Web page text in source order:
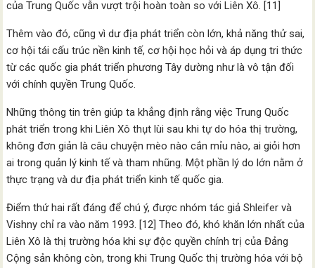
của Trung Quốc vẫn vượt trội hoàn toàn so với Liên Xô. [11]
Thêm vào đó, cũng vì dư địa phát triển còn lớn, khả năng thử sai,
cơ hội tái cấu trúc nền kinh tế, cơ hội học hỏi và áp dụng tri thức
từ các quốc gia phát triển phương Tây dường như là vô tận đối
với chính quyền Trung Quốc.
Những thông tin trên giúp ta khẳng định rằng việc Trung Quốc
phát triển trong khi Liên Xô thụt lùi sau khi tự do hóa thị trường,
không đơn giản là câu chuyện mèo nào cắn mỉu nào, ai giỏi hơn
ai trong quản lý kinh tế và tham nhũng. Một phần lý do lớn nằm ở
thực trạng và dư địa phát triển kinh tế quốc gia.
Điểm thứ hai rất đáng để chú ý, được nhóm tác giả Shleifer và
Vishny chỉ ra vào năm 1993. [12] Theo đó, khó khăn lớn nhất của
Liên Xô là thị trường hóa khi sự độc quyền chính trị của Đảng
Cộng sản không còn, trong khi Trung Quốc thị trường hóa với bộ